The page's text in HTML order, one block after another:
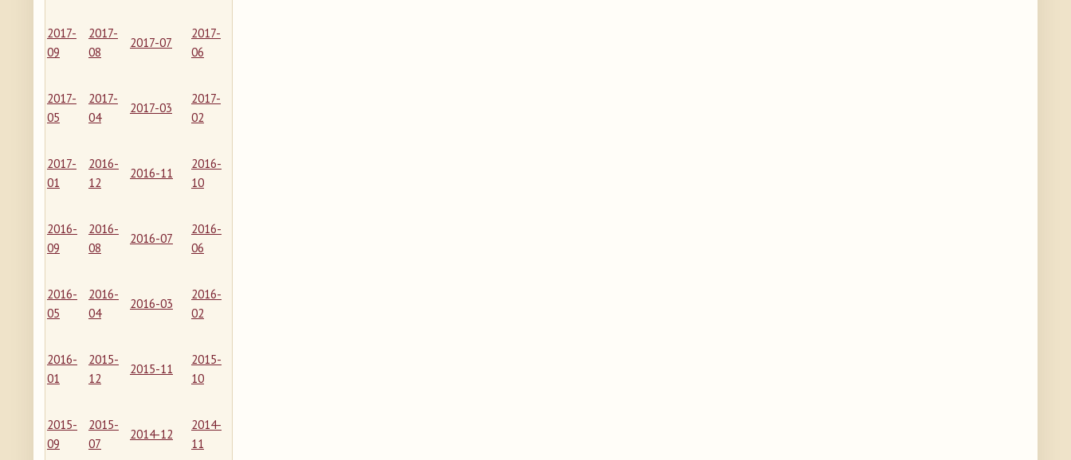
2017-
09
2017-
08
2017-07
2017-
06
2017-
05
2017-
04
2017-03
2017-
02
2017-
01
2016-
12
2016-11
2016-
10
2016-
09
2016-
08
2016-07
2016-
06
2016-
05
2016-
04
2016-03
2016-
02
2016-
01
2015-
12
2015-11
2015-
10
2015-
09
2015-
07
2014-12
2014-
11